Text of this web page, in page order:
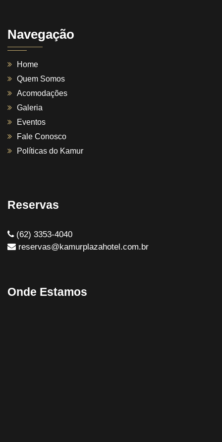
Navegação
Home
Quem Somos
Acomodações
Galeria
Eventos
Fale Conosco
Políticas do Kamur
Reservas
(62) 3353-4040
reservas@kamurplazahotel.com.br
Onde Estamos